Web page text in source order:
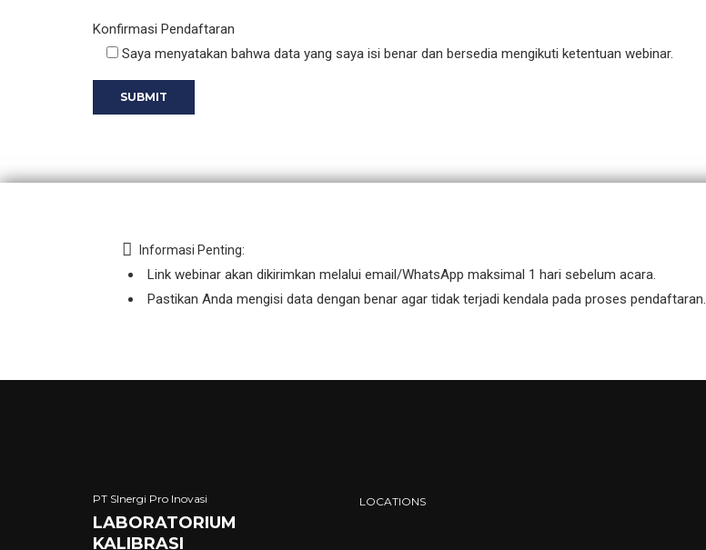
Konfirmasi Pendaftaran
Saya menyatakan bahwa data yang saya isi benar dan bersedia mengikuti ketentuan webinar.
Informasi Penting:
Link webinar akan dikirimkan melalui email/WhatsApp maksimal 1 hari sebelum acara.
Pastikan Anda mengisi data dengan benar agar tidak terjadi kendala pada proses pendaftaran.
PT SInergi Pro Inovasi
LABORATORIUM
KALIBRASI
LOCATIONS